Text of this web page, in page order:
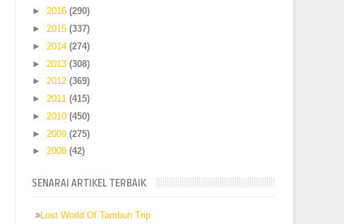
►2016(290)
►2015(337)
► 2014(274)
► 2013(308)
►2012(369)
►2011(415)
► 2010(450)
► 2009(275)
►2008(42)
SENARAI ARTIKEL TERBAIK
Lost World Of Tambun Trip